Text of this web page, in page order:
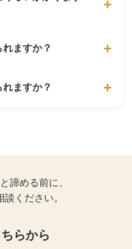
ませんので、ご安心く
楊枝の先で“チョン”と
々木上原へ来院された
ますか？
きであれば受けられま
ますか？
、肩こりで鍼灸施術を
ですと、通院時の移動
し、お断りする場合も
諦める前に、
ください。
らから